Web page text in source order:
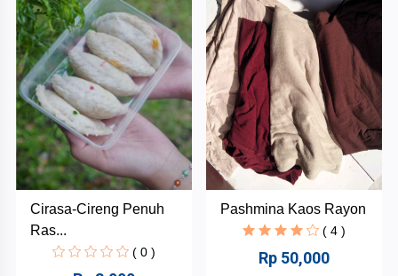
Inkubator
Bisnis
Mahasiswa
INABA
HAHAFEST
Cirasa-Cireng Penuh
Ras...
( 0 )
Pashmina Kaos Rayon
( 4 )
Rp 50,000